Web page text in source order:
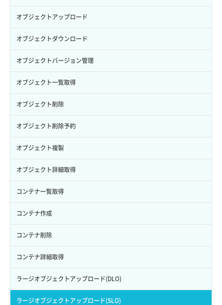
サブユーザー更新
サブユーザー詳細取得
トークン発行
パーミッション一覧取得
ロールからパーミッションを紐づけ解除
ロールにパーミッションを紐づけ
ロール一覧取得
ロール作成
ロール削除
ロール更新
ロール詳細取得
バックアップ詳細一覧取得
バックアップ詳細取得
ボリュームイメージ保存
ボリュームタイプ一覧取得
ボリュームタイプ詳細取得
ボリューム一覧取得
ボリューム作成
ボリューム削除
ボリューム更新
ボリューム詳細一覧取得
ボリューム詳細取得
自動バックアップ有効化
自動バックアップ無効化
アタッチ済みポート詳細取得
アタッチ済みボリューム一覧
アタッチ済みボリューム詳細取得
コンソールURL発行
サーバーに紐づくアドレス取得
サーバーに紐づくアドレス取得（ネットワーク指定）
サーバーに紐づくセキュリティグループ取得
サーバープラン一覧取得
サーバープラン変更
サーバープラン詳細一覧取得
サーバープラン詳細取得
サーバーメタデータ取得
サーバーメタデータ更新（ネームタグ変更）
サーバー一覧取得
サブネット詳細取得
セキュリティグループ ルール一覧取得
セキュリティグループ ルール作成
セキュリティグループ ルール削除
セキュリティグループ ルール詳細取得
セキュリティグループ一覧取得
セキュリティグループ作成
セキュリティグループ削除
セキュリティグループ更新
セキュリティグループ詳細取得
ネットワーク一覧取得
ネットワーク作成（ローカルネットワーク用）
ネットワーク削除（ローカルネットワーク用）
ネットワーク詳細取得
プール詳細取得
ヘルスモニタ一覧取得
ヘルスモニタ作成
ヘルスモニタ削除
ヘルスモニタ更新
ヘルスモニタ詳細取得
メンバー一覧
メンバー削除
メンバー更新
メンバー詳細取得
メンバー追加
リスナー一覧取得
リスナー作成
リスナー削除
オブジェクトアップロード
オブジェクトダウンロード
オブジェクトバージョン管理
オブジェクト一覧取得
オブジェクト削除
オブジェクト削除予約
オブジェクト複製
オブジェクト詳細取得
コンテナ一覧取得
コンテナ作成
コンテナ削除
コンテナ詳細取得
ラージオブジェクトアップロード(DLO)
ラージオブジェクトアップロード(SLO)